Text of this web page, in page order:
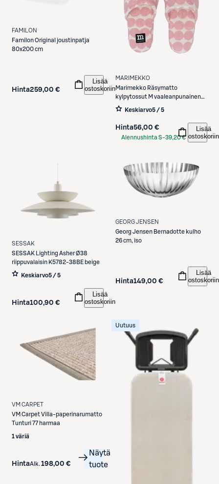
FAMILON
FamilonOriginal joustinpatja
80x200 cm
Hinta259,00 €
Lisää
ostoskoriin
MARIMEKKO
Marimekko Räsymatto
kylpytossut M vaaleanpunainen/
valkoinen
Keskiarvo5 / 5
Hinta56,00 €
Alennushinta S-39,20 €
Lisää
ostoskoriin
SESSAK
SESSAK
Lighting Asher Ø38
riippuvalaisin K5782-38BE beige
Keskiarvo5 / 5
Hinta100,90 €
Lisää
ostoskoriin
GEORG JENSEN
Georg Jensen Bernadotte kulho
26 cm, iso
Hinta149,00 €
Lisää
ostoskoriin
VM CARPET
VM CarpetVilla-paperinarumatto
Tunturi 77 harmaa
1 väriä
HintaAlk. 198,00 €
Näytä
tuote
Uutuus